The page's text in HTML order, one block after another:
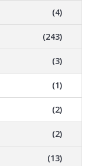
(4)
(243)
(3)
(1)
(2)
(2)
(13)